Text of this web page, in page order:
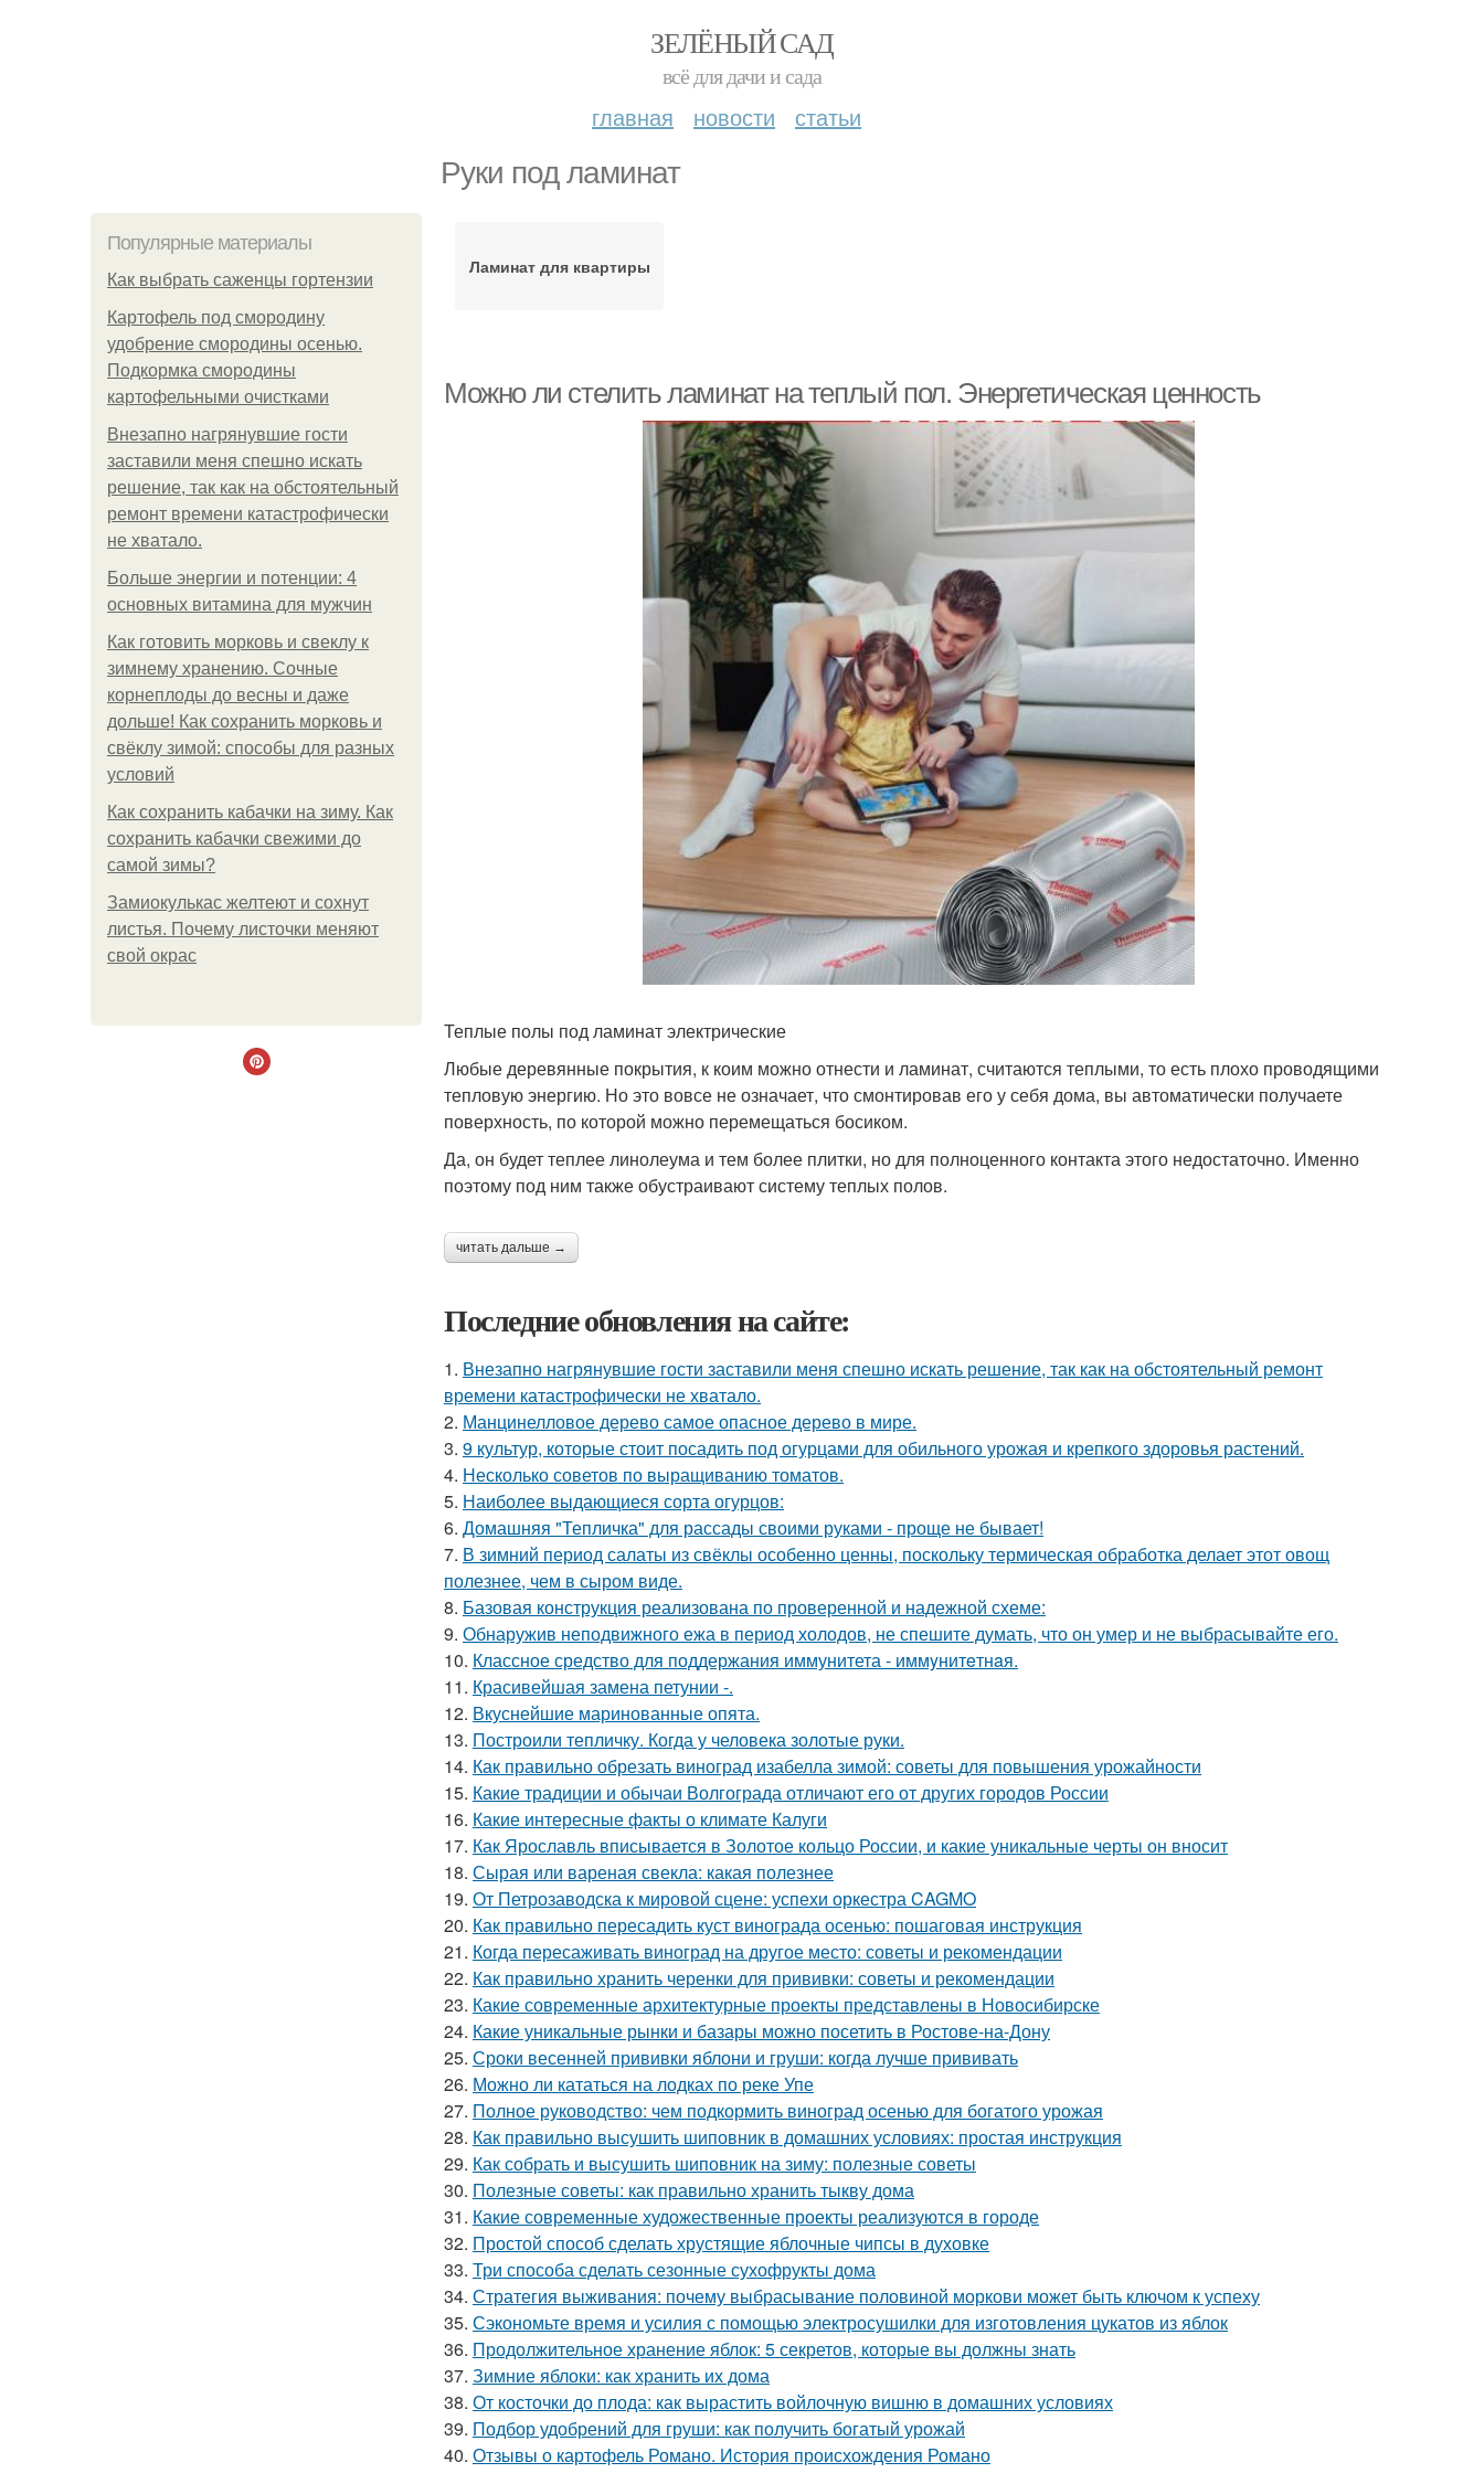
ЗЕЛЁНЫЙ САД
всё для дачи и сада
главная новости статьи
Руки под ламинат
Популярные материалы
Как выбрать саженцы гортензии
Картофель под смородину
удобрение смородины осенью.
Подкормка смородины
картофельными очистками
Внезапно нагрянувшие гости
заставили меня спешно искать
решение, так как на обстоятельный
ремонт времени катастрофически
не хватало.
Больше энергии и потенции: 4
основных витамина для мужчин
Как готовить морковь и свеклу к
зимнему хранению. Сочные
корнеплоды до весны и даже
дольше! Как сохранить морковь и
свёклу зимой: способы для разных
условий
Как сохранить кабачки на зиму. Как
сохранить кабачки свежими до
самой зимы?
Замиокулькас желтеют и сохнут
листья. Почему листочки меняют
свой окрас
Ламинат для квартиры
Можно ли стелить ламинат на теплый пол. Энергетическая ценность
Теплые полы под ламинат электрические
Любые деревянные покрытия, к коим можно отнести и ламинат, считаются теплыми, то есть плохо проводящими
тепловую энергию. Но это вовсе не означает, что смонтировав его у себя дома, вы автоматически получаете
поверхность, по которой можно перемещаться босиком.
Да, он будет теплее линолеума и тем более плитки, но для полноценного контакта этого недостаточно. Именно
поэтому под ним также обустраивают систему теплых полов.
читать дальше →
Последние обновления на сайте:
1. Внезапно нагрянувшие гости заставили меня спешно искать решение, так как на обстоятельный ремонт
времени катастрофически не хватало.
2. Манцинелловое дерево самое опасное дерево в мире.
3. 9 культур, которые стоит посадить под огурцами для обильного урожая и крепкого здоровья растений.
4. Несколько советов по выращиванию томатов.
5. Наиболее выдающиеся сорта огурцов:
6. Домашняя "Тепличка" для рассады своими руками - проще не бывает!
7. В зимний период салаты из свёклы особенно ценны, поскольку термическая обработка делает этот овощ
полезнее, чем в сыром виде.
8. Базовая конструкция реализована по проверенной и надежной схеме:
9. Обнаружив неподвижного ежа в период холодов, не спешите думать, что он умер и не выбрасывайте его.
10. Классное средство для поддержания иммунитета - иммyнитeтнaя.
11. Красивейшая замена петунии -.
12. Вкуснейшие маринованные опята.
13. Построили тепличку. Когда у человека золотые руки.
14. Как правильно обрезать виноград изабелла зимой: советы для повышения урожайности
15. Какие традиции и обычаи Волгограда отличают его от других городов России
16. Какие интересные факты о климате Калуги
17. Как Ярославль вписывается в Золотое кольцо России, и какие уникальные черты он вносит
18. Сырая или вареная свекла: какая полезнее
19. От Петрозаводска к мировой сцене: успехи оркестра CAGMO
20. Как правильно пересадить куст винограда осенью: пошаговая инструкция
21. Когда пересаживать виноград на другое место: советы и рекомендации
22. Как правильно хранить черенки для прививки: советы и рекомендации
23. Какие современные архитектурные проекты представлены в Новосибирске
24. Какие уникальные рынки и базары можно посетить в Ростове-на-Дону
25. Сроки весенней прививки яблони и груши: когда лучше прививать
26. Можно ли кататься на лодках по реке Упе
27. Полное руководство: чем подкормить виноград осенью для богатого урожая
28. Как правильно высушить шиповник в домашних условиях: простая инструкция
29. Как собрать и высушить шиповник на зиму: полезные советы
30. Полезные советы: как правильно хранить тыкву дома
31. Какие современные художественные проекты реализуются в городе
32. Простой способ сделать хрустящие яблочные чипсы в духовке
33. Три способа сделать сезонные сухофрукты дома
34. Стратегия выживания: почему выбрасывание половиной моркови может быть ключом к успеху
35. Сэкономьте время и усилия с помощью электросушилки для изготовления цукатов из яблок
36. Продолжительное хранение яблок: 5 секретов, которые вы должны знать
37. Зимние яблоки: как хранить их дома
38. От косточки до плода: как вырастить войлочную вишню в домашних условиях
39. Подбор удобрений для груши: как получить богатый урожай
40. Отзывы о картофель Романо. История происхождения Романо